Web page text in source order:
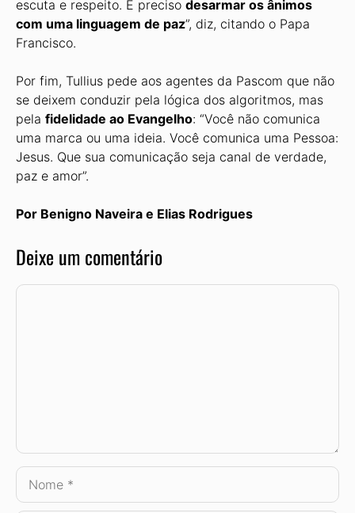
escuta e respeito. É preciso desarmar os ânimos
com uma linguagem de paz”, diz, citando o Papa
Francisco.
Por fim, Tullius pede aos agentes da Pascom que não
se deixem conduzir pela lógica dos algoritmos, mas
pela fidelidade ao Evangelho: “Você não comunica
uma marca ou uma ideia. Você comunica uma Pessoa:
Jesus. Que sua comunicação seja canal de verdade,
paz e amor”.
Por Benigno Naveira e Elias Rodrigues
Deixe um comentário
Comentário
Nome